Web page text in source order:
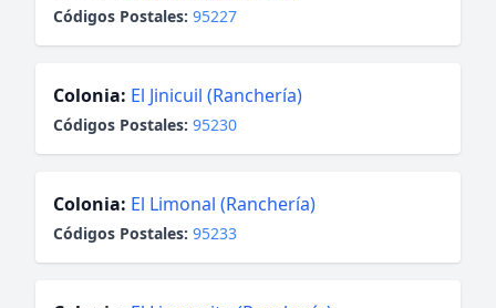
Códigos Postales: 95227
Colonia: El Jinicuil (Ranchería)
Códigos Postales: 95230
Colonia: El Limonal (Ranchería)
Códigos Postales: 95233